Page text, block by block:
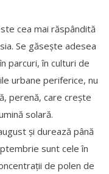
cea mai răspândită
Se găsește adesea
parcuri, în culturi de
urbane periferice, nu
perenă, care crește
solară.
și durează până
sunt cele în
de polen de